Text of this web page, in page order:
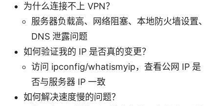
为什么连接不上 VPN？
服务器负载高、网络阻塞、本地防火墙设置、
DNS 泄露问题
如何验证我的 IP 是否真的变更？
访问 ipconfig/whatismyip，查看公网 IP 是
否与服务器 IP 一致
如何解决速度慢的问题？